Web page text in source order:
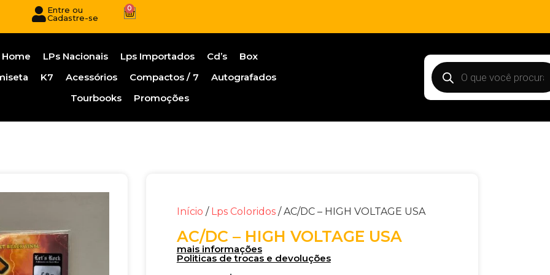
Entre ou
Cadastre-se
0
Home LPs Nacionais Lps Importados Cd’s
Box
K7 Acessórios Compactos / 7
Autografados
Tourbooks
Promoções
Início / Lps Coloridos/ AC/DC – HIGH VOLTAGE USA
AC/DC – HIGH VOLTAGE USA
mais informações
Politicas de trocas e devoluções